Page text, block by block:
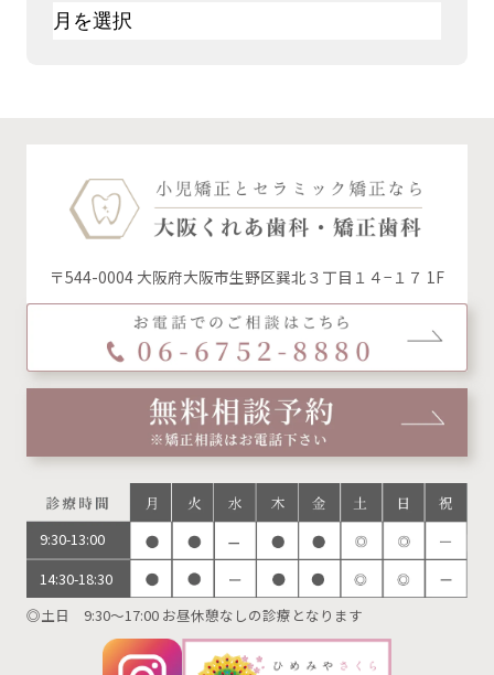
ア
〒544-0004 大阪府大阪市生野区巽北３丁目１４−１７ 1F
9:30-13:00
14:30-18:30
◎土日 9:30～17:00 お昼休憩なしの診療となります